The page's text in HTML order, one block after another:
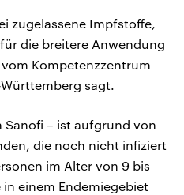
zugelassene Impfstoffe,
die breitere Anwendung
Kompetenzzentrum
sagt.
Sanofi – ist aufgrund von
die noch nicht infiziert
im Alter von 9 bis
einem Endemiegebiet